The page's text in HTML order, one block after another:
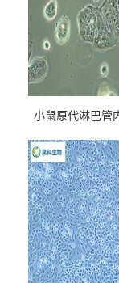
小鼠原代淋巴管